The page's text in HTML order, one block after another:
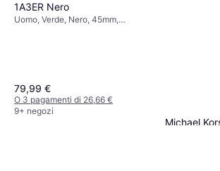
1A3ER Nero
Uomo, Verde, Nero, 45mm,
79,99 €
O 3 pagamenti di 26,66 €
9+ negozi
Michael